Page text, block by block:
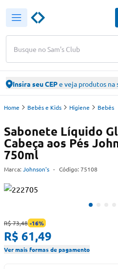
Busque no Sam's Club
Insira seu CEPe veja produtos na
Home Bebês e Kids Higiene Bebês
Sabonete Líquido
Cabeça aos Pés
750ml
Marca: Johnson's - Código: 75108
R$ 73,48 -16%
R$ 61,49
Ver mais formas de pagamento